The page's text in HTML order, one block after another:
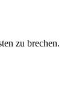
zu brechen.